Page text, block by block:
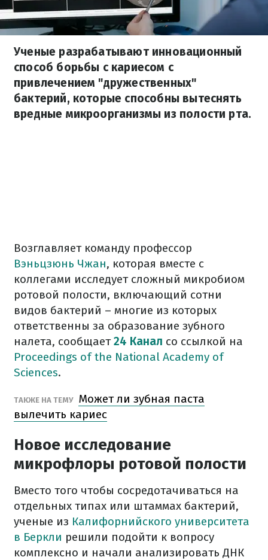
Ученые разрабатывают инновационный
способ борьбы с кариесом с
привлечением "дружественных"
бактерий, которые способны вытеснять
вредные микроорганизмы из полости рта.
Возглавляет команду профессор
Вэньцзюнь Чжан, которая вместе с
коллегами исследует сложный микробиом
ротовой полости, включающий сотни
видов бактерий – многие из которых
ответственны за образование зубного
налета, сообщает24 Канал со ссылкой на
Proceedings of the National Academy of
Sciences.
ТАКЖЕ НА ТЕМУ Может ли зубная паста
вылечить кариес
Новое исследование
микрофлоры ротовой полости
Вместо того чтобы сосредотачиваться на
отдельных типах или штаммах бактерий,
ученые из Калифорнийского университета
в Беркли решили подойти к вопросу
комплексно и начали анализировать ДНК